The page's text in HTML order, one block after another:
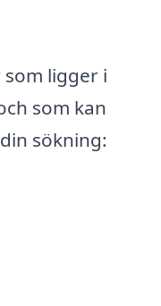
ligger i
som kan
sökning: